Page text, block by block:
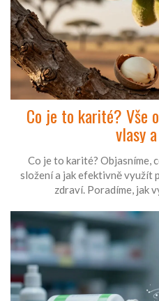
Co je to karité? Vše
vlasy
Co je to karité? Objasníme,
složení a jak efektivně využít
zdraví. Poradíme, jak